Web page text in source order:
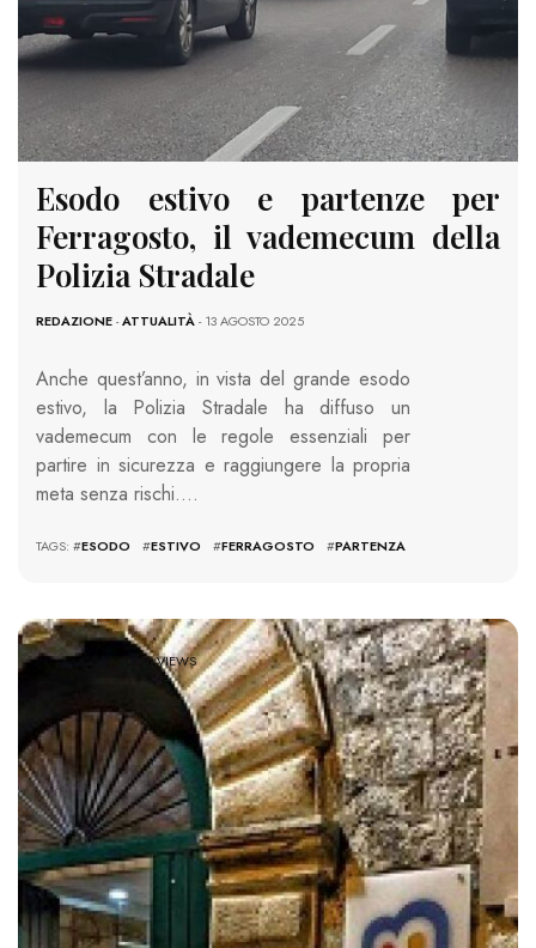
Esodo estivo e partenze per
Ferragosto, il vademecum della
Polizia Stradale
REDAZIONE-ATTUALITÀ- 13 AGOSTO 2025
Anche quest’anno, in vista del grande esodo
estivo, la Polizia Stradale ha diffuso un
vademecum con le regole essenziali per
partire in sicurezza e raggiungere la propria
meta senza rischi….
TAGS: #ESODO #ESTIVO #FERRAGOSTO #PARTENZA
890 VIEWS